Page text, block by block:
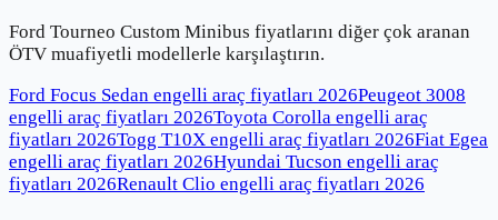
Ford Tourneo Custom Minibus fiyatlarını diğer çok aranan
ÖTV muafiyetli modellerle karşılaştırın.
Ford Focus Sedan engelli araç fiyatları 2026Peugeot 3008
engelli araç fiyatları 2026Toyota Corolla engelli araç
fiyatları 2026Togg T10X engelli araç fiyatları 2026Fiat Egea
engelli araç fiyatları 2026Hyundai Tucson engelli araç
fiyatları 2026Renault Clio engelli araç fiyatları 2026